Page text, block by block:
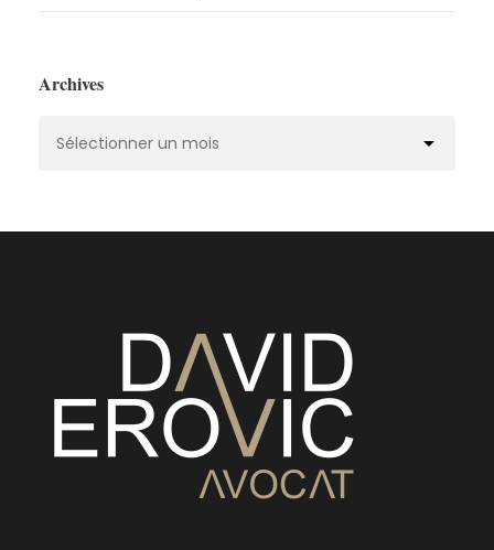
Archives